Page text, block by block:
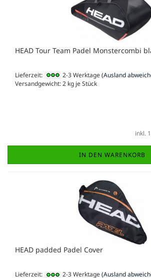
HEAD Tour Team Padel Monstercombi
Lieferzeit: 2-3 Werktage(Ausland
Versandgewicht:2 kg je Stück
inkl.
IN DEN WARENKORB
HEAD padded Padel Cover
Lieferzeit: 2-3 Werktage(Ausland